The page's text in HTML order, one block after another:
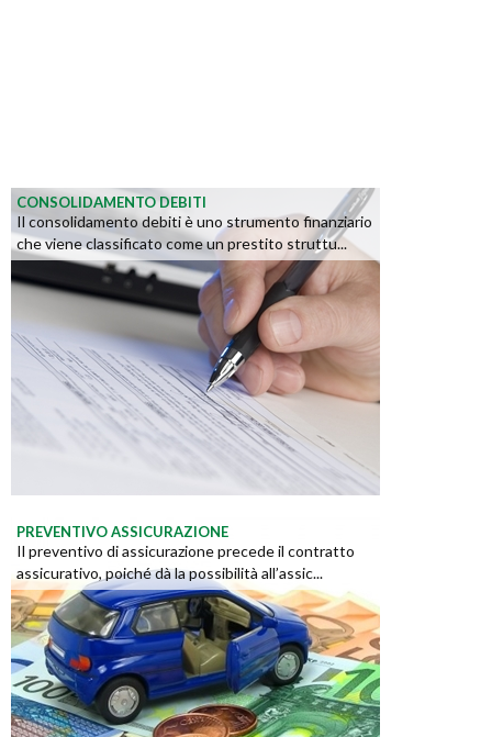
CONSOLIDAMENTO DEBITI
Il consolidamento debiti è uno strumento finanziario
che viene classificato come un prestito struttu...
PREVENTIVO ASSICURAZIONE
Il preventivo di assicurazione precede il contratto
assicurativo, poiché dà la possibilità all’assic...